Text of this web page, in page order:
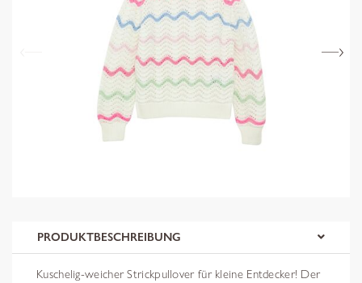
PRODUKTBESCHREIBUNG
Kuschelig-weicher Strickpullover für kleine Entdecker! Der